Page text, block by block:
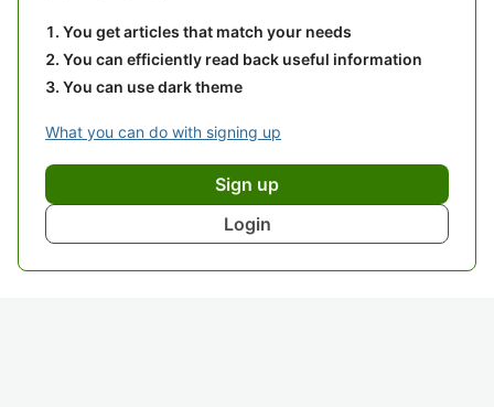
You get articles that match your needs
You can efficiently read back useful information
You can use dark theme
What you can do with signing up
Sign up
Login